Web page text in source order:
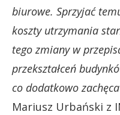
biurowe. Sprzyjać
koszty utrzymania
tego zmiany w
przekształceń
co dodatkowo
Mariusz Urbański z